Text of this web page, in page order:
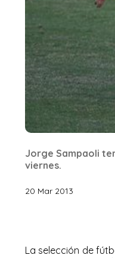
Jorge Sampaoli
viernes.
20 Mar 2013
La selección de